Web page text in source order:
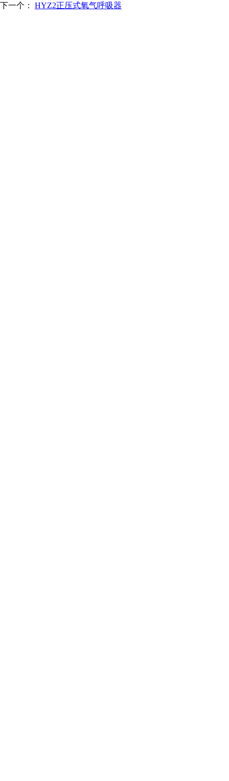
下一个： HYZ2正压式氧气呼吸器